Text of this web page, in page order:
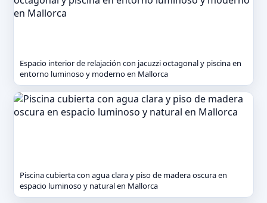
Espacio interior de relajación con jacuzzi octagonal y piscina en
entorno luminoso y moderno en Mallorca
Piscina cubierta con agua clara y piso de madera oscura en
espacio luminoso y natural en Mallorca